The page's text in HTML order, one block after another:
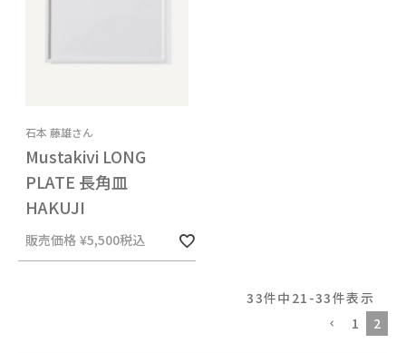
石本 藤雄さん
Mustakivi LONG
PLATE 長角皿
HAKUJI
販売価格 ¥5,500税込
33件中 21 -33件表示
1
2